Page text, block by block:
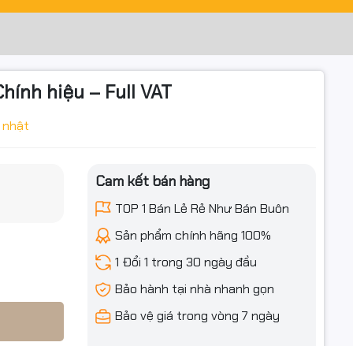
hiệu – Full VAT
Cam kết bán hàng
TOP 1 Bán Lẻ Rẻ Như Bán Buôn
Sản phẩm chính hãng 100%
1 Đổi 1 trong 30 ngày đầu
Bảo hành tại nhà nhanh gọn
Bảo vệ giá trong vòng 7 ngày
Chính
động